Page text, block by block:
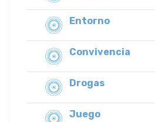
Entorno
Convivencia
Drogas
Juego